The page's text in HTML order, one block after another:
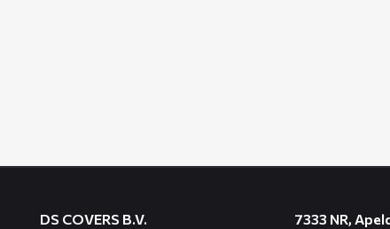
DS COVERS B.V.
7333 NR,